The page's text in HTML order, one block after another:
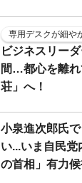
専用デスクが細や
ビジネスリー
間…都心を離れ
荘」へ！
小泉進次郎氏
い...いま自民
の首相」有力